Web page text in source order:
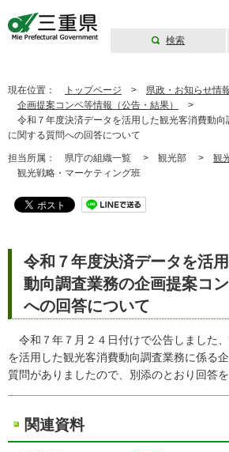
検索
現在位置： トップページ > 県政・お知らせ情
企画提案コンペ等情報（公告・結果）
>
令和７年度決済データを活用した観光客消費動向
に関する質問への回答について
担当所属： 県庁の組織一覧 > 観光部 > 観
観光戦略・マーケティング班
令和７年度決済データを活
動向調査業務の企画提案コ
への回答について
令和７年７月２４日付けで公告しました
を活用した観光客消費動向調査業務に係る
質問がありましたので、別添のとおり回答を
関連資料